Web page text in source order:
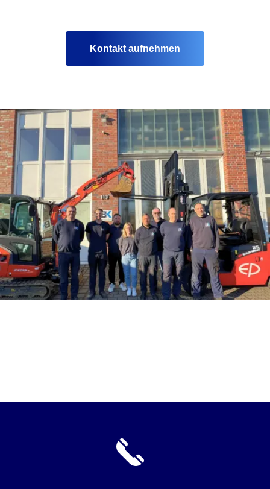
Kontakt aufnehmen